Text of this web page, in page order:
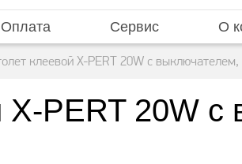
Оплата Сервис О
клеевой X-PERT 20W с
X-PERT 20W